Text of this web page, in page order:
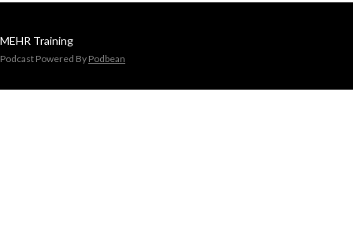
MEHR Training
Podcast Powered By Podbean